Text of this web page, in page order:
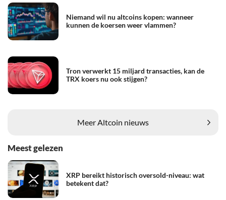
Niemand wil nu altcoins kopen: wanneer
kunnen de koersen weer vlammen?
Tron verwerkt 15 miljard transacties, kan de
TRX koers nu ook stijgen?
Meer Altcoin nieuws
Meest gelezen
XRP bereikt historisch oversold-niveau: wat
betekent dat?